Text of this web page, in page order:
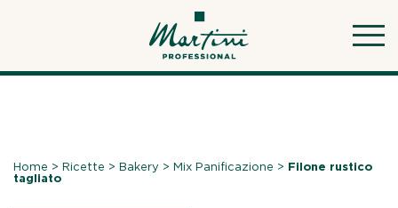
Home >Ricette >Bakery >Mix Panificazione > Filone rustico
tagliato